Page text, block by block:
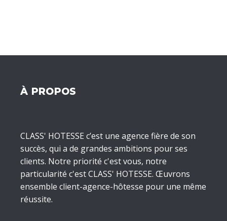
À PROPOS
CLASS' HOTESSE c’est une agence fière de son
succès, qui a de grandes ambitions pour ses
clients. Notre priorité c'est vous, notre
particularité c'est CLASS' HOTESSE. Œuvrons
ensemble client-agence-hôtesse pour une même
réussite.